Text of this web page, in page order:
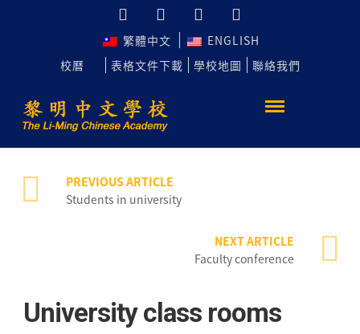
繁體中文
ENGLISH
校曆
表格文件下載 學校地圖 聯絡我們
PREVIOUS ARTICLE
Students in university
NEXT ARTICLE
Faculty conference
University class rooms